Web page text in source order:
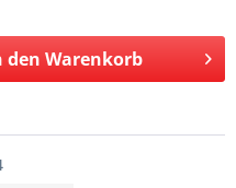
den Warenkorb